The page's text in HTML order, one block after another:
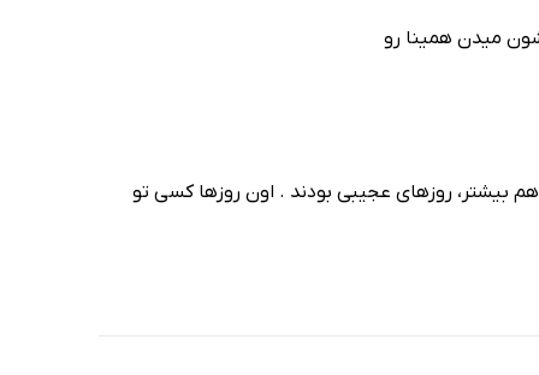
میدن همینا رو
بیشتر، روزهای عجیبی بودند . اون روزها کسی تو